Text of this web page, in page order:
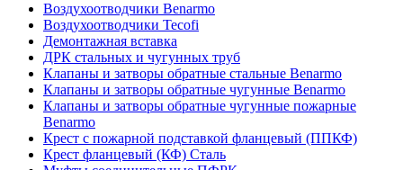
Воздухоотводчики Benarmo
Воздухоотводчики Tecofi
Демонтажная вставка
ДРК стальных и чугунных труб
Клапаны и затворы обратные стальные Benarmo
Клапаны и затворы обратные чугунные Benarmo
Клапаны и затворы обратные чугунные пожарные
Benarmo
Крест с пожарной подставкой фланцевый (ППКФ)
Крест фланцевый (КФ) Сталь